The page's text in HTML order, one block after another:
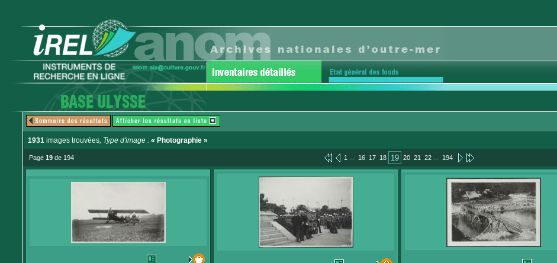
1931 images trouvées, Type d'image : « Photographie »
Page 19 de 194 1 ... 16 17 18 19 20 21 22 ... 194